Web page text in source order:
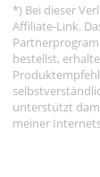
*) Bei dieser
Affiliate-Link.
bestellst,
unterstützt
meiner